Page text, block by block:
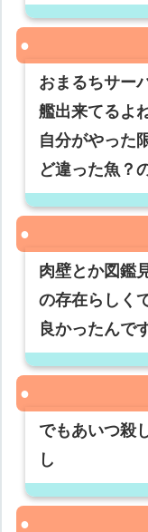
おまるちサー
艦出来てるよ
自分がやった
ど違った魚？
肉壁とか図鑑
の存在らしく
良かったんで
でもあいつ殺
し